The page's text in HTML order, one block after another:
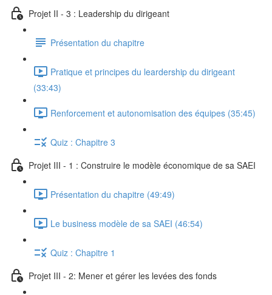
Projet II - 3 : Leadership du dirigeant
Présentation du chapitre
Pratique et principes du leardership du dirigeant
(33:43)
Renforcement et autonomisation des équipes (35:45)
Quiz : Chapitre 3
Projet III - 1 : Construire le modèle économique de sa SAEI
Présentation du chapitre (49:49)
Le business modèle de sa SAEI (46:54)
Quiz : Chapitre 1
Projet III - 2: Mener et gérer les levées des fonds